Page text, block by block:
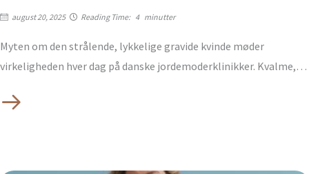
august 20, 2025 Reading Time: 4 minutter
Myten om den strålende, lykkelige gravide kvinde møder
virkeligheden hver dag på danske jordemoderklinikker. Kvalme,…